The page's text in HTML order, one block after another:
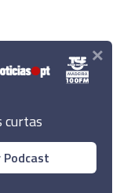
os direitos
curtas
Podcast
×